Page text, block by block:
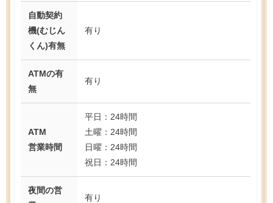
自動契約
機(むじん
くん)有無
有り
ATMの有
無
有り
ATM
営業時間
平日：24時間
土曜：24時間
日曜：24時間
祝日：24時間
夜間の営
有り